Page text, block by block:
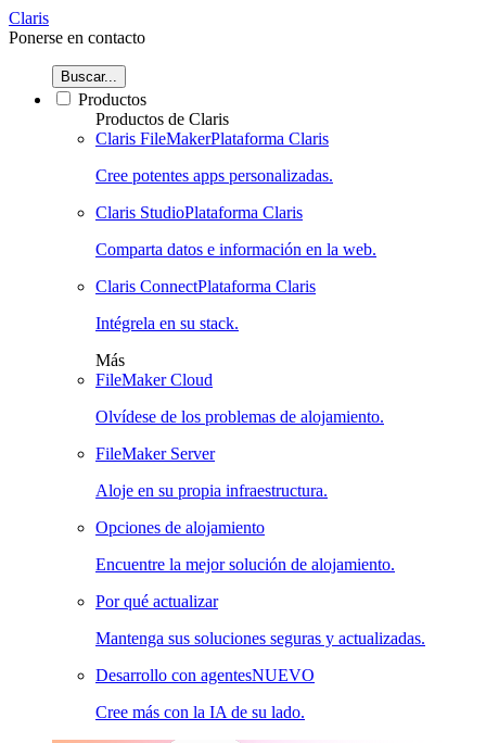
Claris
Ponerse en contacto
Buscar...
Productos
Productos de Claris
Claris FileMakerPlataforma Claris
Cree potentes apps personalizadas.
Claris StudioPlataforma Claris
Comparta datos e información en la web.
Claris ConnectPlataforma Claris
Intégrela en su stack.
Más
FileMaker Cloud
Olvídese de los problemas de alojamiento.
FileMaker Server
Aloje en su propia infraestructura.
Opciones de alojamiento
Encuentre la mejor solución de alojamiento.
Por qué actualizar
Mantenga sus soluciones seguras y actualizadas.
Desarrollo con agentesNUEVO
Cree más con la IA de su lado.